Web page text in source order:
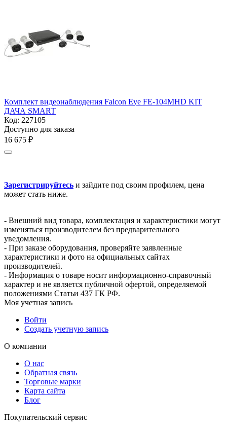
Комплект видеонаблюдения Falcon Eye FE-104MHD KIT
ДАЧА SMART
Код: 227105
Доступно для заказа
16 675 ₽
Зарегистрируйтесь и зайдите под своим профилем, цена
может стать ниже.
- Внешний вид товара, комплектация и характеристики могут
изменяться производителем без предварительного
уведомления.
- При заказе оборудования, проверяйте заявленные
характеристики и фото на официальных сайтах
производителей.
- Информация о товаре носит информационно-справочный
характер и не является публичной офертой, определяемой
положениями Статьи 437 ГК РФ.
Моя учетная запись
Войти
Создать учетную запись
О компании
О нас
Обратная связь
Торговые марки
Карта сайта
Блог
Покупательский сервис